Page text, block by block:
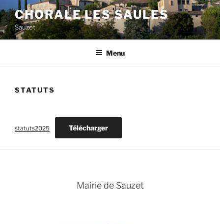
au
contenu
principal
CHORALE LES SAULES
Sauzet
Menu
STATUTS
statuts2025 Télécharger
Mairie de Sauzet